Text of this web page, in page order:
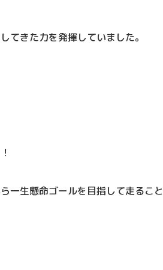
てきた力を発揮していました。
一生懸命ゴールを目指して走るこ